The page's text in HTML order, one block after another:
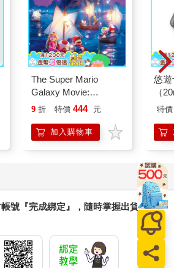
The Super Mario
Galaxy Movie:
Peach`s Birthday
Mario Galaxy Movie
Storybook
9 折 特價 444 元
加入購物車
悠
（
特價
號『完成綁定』，隨時掌握出貨動